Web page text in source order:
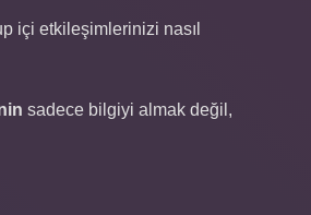
içi etkileşimlerinizi nasıl
sadece bilgiyi almak değil,